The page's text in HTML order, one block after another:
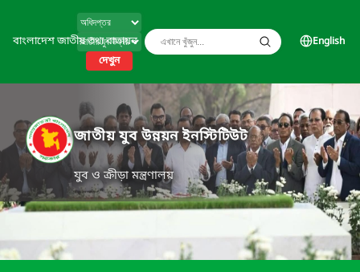
বাংলাদেশ জাতীয় তথ্য বাতায়ন
দেখুন
English
জাতীয় যুব উন্নয়ন ইনস্টিটিউট
যুব ও ক্রীড়া মন্ত্রণালয়